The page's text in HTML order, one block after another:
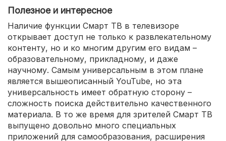
Полезное и интересное
Наличие функции Смарт ТВ в телевизоре
открывает доступ не только к развлекательному
контенту, но и ко многим другим его видам –
образовательному, прикладному, и даже
научному. Самым универсальным в этом плане
является вышеописанный YouTube, но эта
универсальность имеет обратную сторону –
сложность поиска действительно качественного
материала. В то же время для зрителей Смарт ТВ
выпущено довольно много специальных
приложений для самообразования, расширения